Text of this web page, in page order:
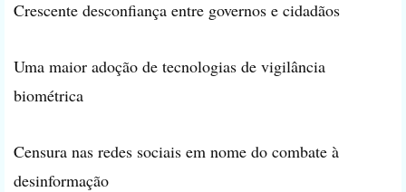
Crescente desconfiança entre governos e cidadãos
Uma maior adoção de tecnologias de vigilância
biométrica
Censura nas redes sociais em nome do combate à
desinformação